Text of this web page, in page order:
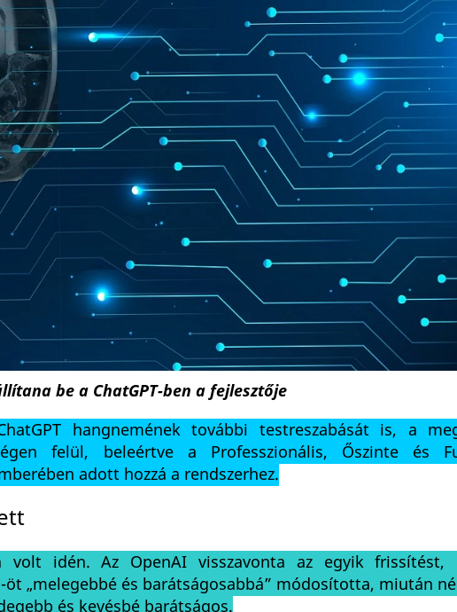
be a ChatGPT-ben a fejlesztője
hangnemének további testreszabását is, a
felül, beleértve a Professzionális, Őszinte és
adott hozzá a rendszerhez.
volt idén. Az OpenAI visszavonta az egyik frissítést,
„melegebbé és barátságosabbá” módosította, miután
és kevésbé barátságos.